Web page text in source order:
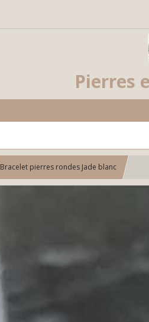
Pierres
Bracelet pierres rondes Jade blanc